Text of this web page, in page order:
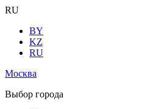
RU
BY
KZ
RU
Москва
Выбор города